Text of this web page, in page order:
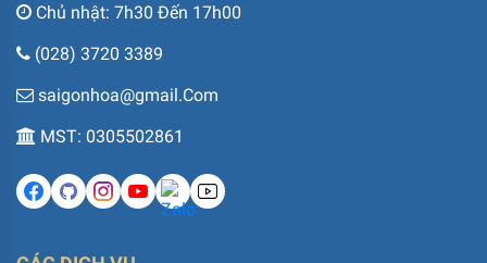
Chủ nhật: 7h30 Đến 17h00
(028) 3720 3389
saigonhoa@gmail.Com
MST: 0305502861